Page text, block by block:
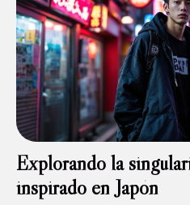
Explorando la
inspirado en Japón